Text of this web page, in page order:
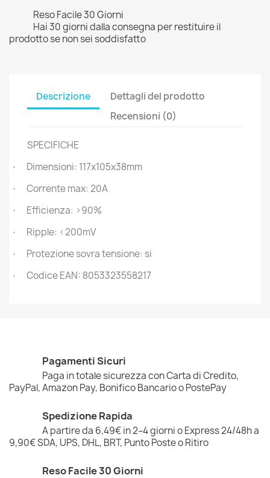
Reso Facile 30 Giorni
Hai 30 giorni dalla consegna per restituire il
prodotto se non sei soddisfatto
Descrizione
Dettagli del prodotto
Recensioni (0)
SPECIFICHE
· Dimensioni: 117x105x38mm
· Corrente max: 20A
· Efficienza: >90%
· Ripple: <200mV
· Protezione sovra tensione: si
· Codice EAN: 8053323558217
Pagamenti Sicuri
Paga in totale sicurezza con Carta di Credito,
PayPal, Amazon Pay, Bonifico Bancario o PostePay
Spedizione Rapida
A partire da 6,49€ in 2–4 giorni o Express 24/48h a
9,90€ SDA, UPS, DHL, BRT, Punto Poste o Ritiro
Reso Facile 30 Giorni